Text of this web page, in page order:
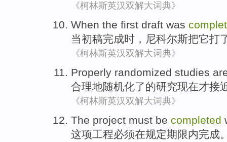
《柯林斯英汉双解大词典》
When the first draft was
当初稿完成时 ， 尼科尔斯把它打
《柯林斯英汉双解大词典》
Properly randomized studies
合理地随机化了的研究现在才接
《柯林斯英汉双解大词典》
The project must be completed
这项工程必须在规定期限内完成